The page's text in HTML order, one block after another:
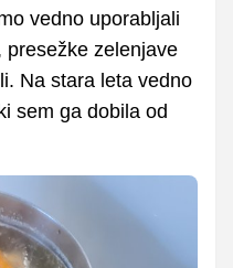
vedno uporabljali
presežke zelenjave
Na stara leta vedno
sem ga dobila od